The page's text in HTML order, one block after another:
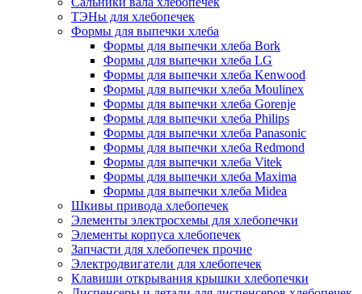
ТЭНы для хлебопечек
Формы для выпечки хлеба
Формы для выпечки хлеба Bork
Формы для выпечки хлеба LG
Формы для выпечки хлеба Kenwood
Формы для выпечки хлеба Moulinex
Формы для выпечки хлеба Gorenje
Формы для выпечки хлеба Philips
Формы для выпечки хлеба Panasonic
Формы для выпечки хлеба Redmond
Формы для выпечки хлеба Vitek
Формы для выпечки хлеба Maxima
Формы для выпечки хлеба Midea
Шкивы привода хлебопечек
Элементы электросхемы для хлебопечки
Элементы корпуса хлебопечек
Запчасти для хлебопечек прочие
Электродвигатели для хлебопечек
Клавиши открывания крышки хлебопечки